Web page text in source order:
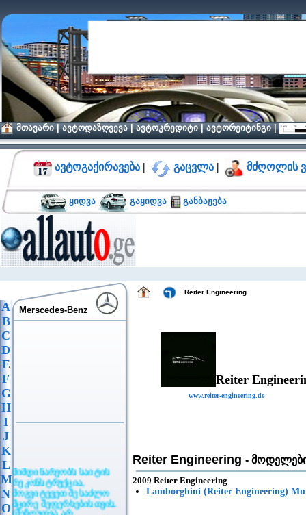
მთავარი|ავტოდაზღვევა|ავტოკრედიტი|ავტორეიტინგი|
ავტოგაქირავება | გაცვლა | მძღოლის
ყიდვა გაყიდვა განბაჟება
A
B
C
D
E
F
G
H
I
J
K
L
M
N
O
Merscedes-Benz
მიმდინარეობს საიტის
რეკონსტრუქცია,
მოგვიტევეთ შესაძლო
მცირე შეფერხებისთვის.
(შეზღუდვა არ
Reiter Engineering
Reiter
www.reiter-engineering.de
Reiter Engineering -
2009 Reiter Engineering
Lamborghini (Reiter Engineering)